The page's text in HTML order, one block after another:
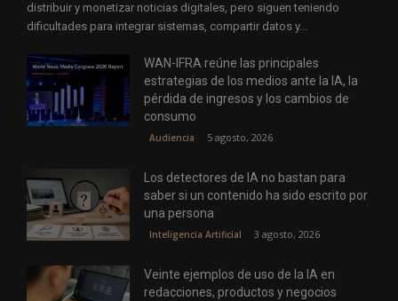
distribuir y monetizar noticias digitales, pero siguen teniendo
dificultades para integrar sistemas, compartir datos y...
WAN-IFRA reúne las principales
estrategias de los medios ante la IA, la
pérdida de ingresos y los cambios de
consumo
Audiencia 5 agosto, 2026
Los detectores de IA no bastan para
saber si un contenido ha sido escrito por
una persona
Inteligencia Artificial 3 agosto, 2026
Veinte ejemplos de uso de la IA en
redacciones, productos y negocios